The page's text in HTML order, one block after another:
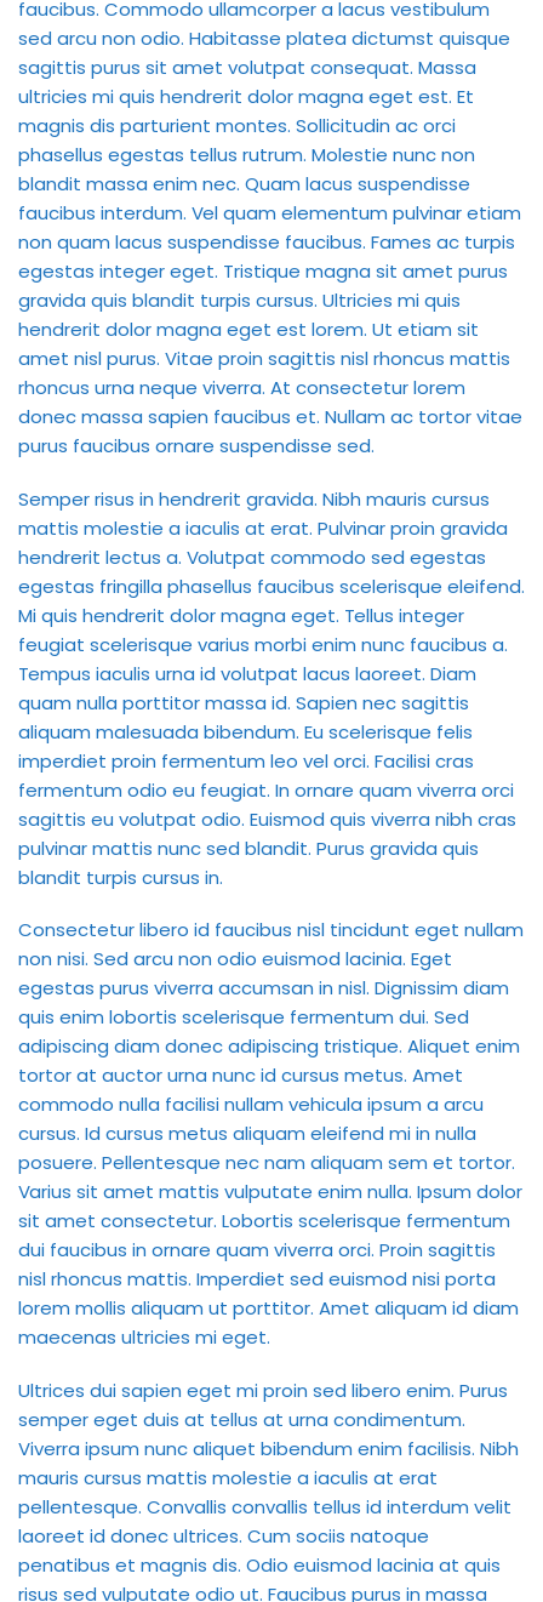
faucibus. Commodo ullamcorper a lacus vestibulum
sed arcu non odio. Habitasse platea dictumst quisque
sagittis purus sit amet volutpat consequat. Massa
ultricies mi quis hendrerit dolor magna eget est. Et
magnis dis parturient montes. Sollicitudin ac orci
phasellus egestas tellus rutrum. Molestie nunc non
blandit massa enim nec. Quam lacus suspendisse
faucibus interdum. Vel quam elementum pulvinar etiam
non quam lacus suspendisse faucibus. Fames ac turpis
egestas integer eget. Tristique magna sit amet purus
gravida quis blandit turpis cursus. Ultricies mi quis
hendrerit dolor magna eget est lorem. Ut etiam sit
amet nisl purus. Vitae proin sagittis nisl rhoncus mattis
rhoncus urna neque viverra. At consectetur lorem
donec massa sapien faucibus et. Nullam ac tortor vitae
purus faucibus ornare suspendisse sed.
Semper risus in hendrerit gravida. Nibh mauris cursus
mattis molestie a iaculis at erat. Pulvinar proin gravida
hendrerit lectus a. Volutpat commodo sed egestas
egestas fringilla phasellus faucibus scelerisque eleifend.
Mi quis hendrerit dolor magna eget. Tellus integer
feugiat scelerisque varius morbi enim nunc faucibus a.
Tempus iaculis urna id volutpat lacus laoreet. Diam
quam nulla porttitor massa id. Sapien nec sagittis
aliquam malesuada bibendum. Eu scelerisque felis
imperdiet proin fermentum leo vel orci. Facilisi cras
fermentum odio eu feugiat. In ornare quam viverra orci
sagittis eu volutpat odio. Euismod quis viverra nibh cras
pulvinar mattis nunc sed blandit. Purus gravida quis
blandit turpis cursus in.
Consectetur libero id faucibus nisl tincidunt eget nullam
non nisi. Sed arcu non odio euismod lacinia. Eget
egestas purus viverra accumsan in nisl. Dignissim diam
quis enim lobortis scelerisque fermentum dui. Sed
adipiscing diam donec adipiscing tristique. Aliquet enim
tortor at auctor urna nunc id cursus metus. Amet
commodo nulla facilisi nullam vehicula ipsum a arcu
cursus. Id cursus metus aliquam eleifend mi in nulla
posuere. Pellentesque nec nam aliquam sem et tortor.
Varius sit amet mattis vulputate enim nulla. Ipsum dolor
sit amet consectetur. Lobortis scelerisque fermentum
dui faucibus in ornare quam viverra orci. Proin sagittis
nisl rhoncus mattis. Imperdiet sed euismod nisi porta
lorem mollis aliquam ut porttitor. Amet aliquam id diam
maecenas ultricies mi eget.
Ultrices dui sapien eget mi proin sed libero enim. Purus
semper eget duis at tellus at urna condimentum.
Viverra ipsum nunc aliquet bibendum enim facilisis. Nibh
mauris cursus mattis molestie a iaculis at erat
pellentesque. Convallis convallis tellus id interdum velit
laoreet id donec ultrices. Cum sociis natoque
penatibus et magnis dis. Odio euismod lacinia at quis
risus sed vulputate odio ut. Faucibus purus in massa